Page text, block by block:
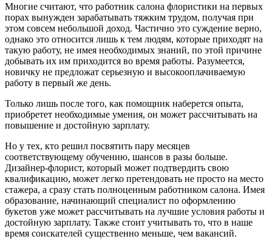
Многие считают, что работник салона флористики на первых
порах вынужден зарабатывать тяжким трудом, получая при
этом совсем небольшой доход. Частично это суждение верно,
однако это относится лишь к тем людям, которые приходят на
такую работу, не имея необходимых знаний, по этой причине
добывать их им приходится во время работы. Разумеется,
новичку не предложат серьезную и высокооплачиваемую
работу в первый же день.
Только лишь после того, как помощник наберется опыта,
приобретет необходимые умения, он может рассчитывать на
повышение и достойную зарплату.
Но у тех, кто решил посвятить пару месяцев
соответствующему обучению, шансов в разы больше.
Дизайнер-флорист, который может подтвердить свою
квалификацию, может легко претендовать не просто на место
стажера, а сразу стать полноценным работником салона. Имея
образование, начинающий специалист по оформлению
букетов уже может рассчитывать на лучшие условия работы и
достойную зарплату. Также стоит учитывать то, что в наше
время соискателей существенно меньше, чем вакансий.